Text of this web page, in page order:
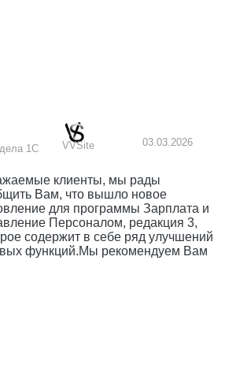
1С
VVSite 03.03.2026
клиенты, мы рады
Вам, что вышло новое
для программы Зарплата и
Персоналом, редакция 3,
содержит в себе ряд улучшений
функций.Мы рекомендуем Вам